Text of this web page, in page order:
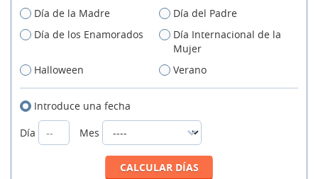
Día de la Madre
Día del Padre
Día de los Enamorados
Día Internacional de la
Mujer
Halloween
Verano
Introduce una fecha
Día
Mes